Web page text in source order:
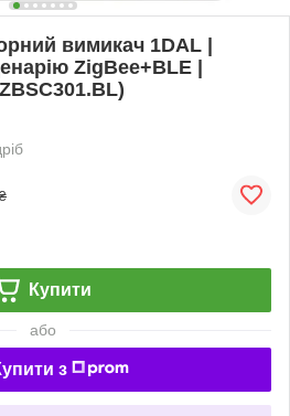
вимикач 1DAL |
ZigBee+BLE |
Купити
або
з